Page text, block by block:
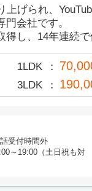
げられ、
会社です。
得し、14年連続
1LDK
3LDK
受付時間外
～19:00（土日祝も対